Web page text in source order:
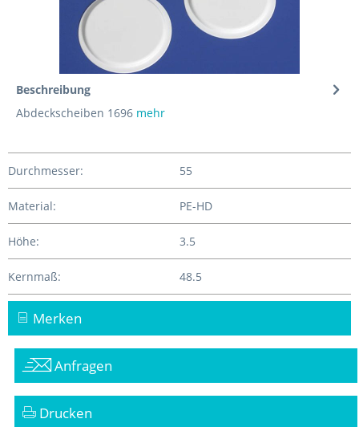
Beschreibung
Abdeckscheiben 1696 mehr
Durchmesser: 55
Material: PE-HD
Höhe: 3.5
Kernmaß: 48.5
Merken
Anfragen
Drucken